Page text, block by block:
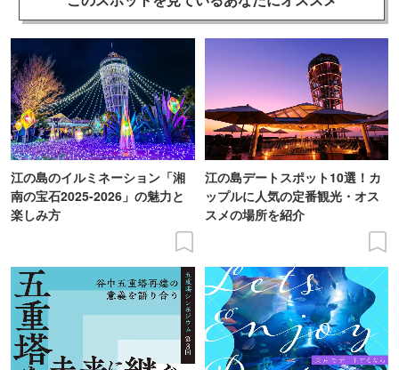
江の島のイルミネーション「湘
南の宝石2025-2026」の魅力と
楽しみ方
江の島デートスポット10選！カ
ップルに人気の定番観光・オス
スメの場所を紹介